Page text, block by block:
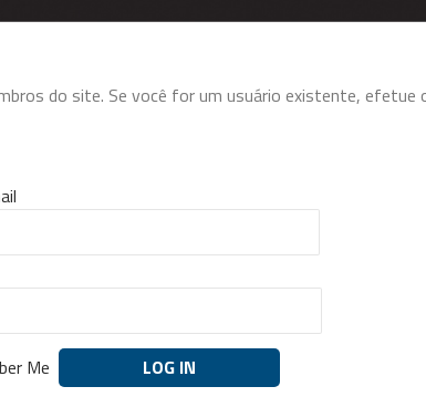
do site. Se você for um usuário existente, efetue
Me